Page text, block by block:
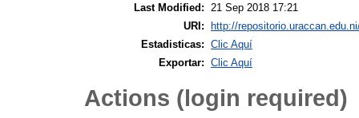
Last Modified:
21 Sep 2018 17:21
URI:
http://
Estadisticas: Clic Aquí
Exportar: Clic Aquí
Actions (login required)